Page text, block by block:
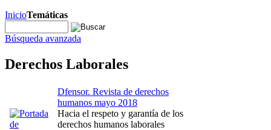
InicioTemáticas
Búsqueda avanzada
Derechos Laborales
Dfensor. Revista de derechos
humanos mayo 2018
Hacia el respeto y garantía de los
derechos humanos laborales